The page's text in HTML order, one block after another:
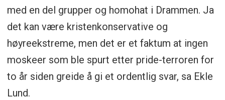
med en del grupper og homohat i Drammen. Ja
det kan være kristenkonservative og
høyreekstreme, men det er et faktum at ingen
moskeer som ble spurt etter pride-terroren for
to år siden greide å gi et ordentlig svar, sa Ekle
Lund.